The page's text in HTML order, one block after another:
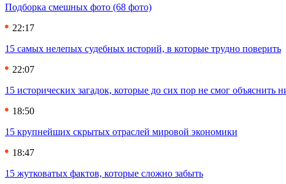
Подборка смешных фото (68 фото)
22:17
15 самых нелепых судебных историй, в которые трудно поверить
22:07
15 исторических загадок, которые до сих пор не смог объяснить
18:50
15 крупнейших скрытых отраслей мировой экономики
18:47
15 жутковатых фактов, которые сложно забыть